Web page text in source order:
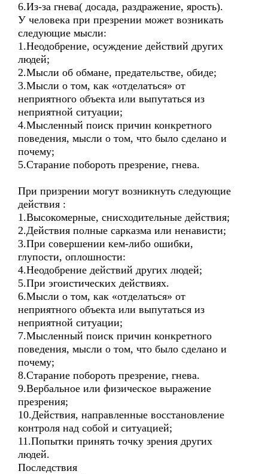
6.Из-за гнева( досада, раздражение, ярость).
У человека при презрении может возникать
следующие мысли:
1.Неодобрение, осуждение действий других
людей;
2.Мысли об обмане, предательстве, обиде;
3.Мысли о том, как «отделаться» от
неприятного объекта или выпутаться из
неприятной ситуации;
4.Мысленный поиск причин конкретного
поведения, мысли о том, что было сделано и
почему;
5.Старание побороть презрение, гнева.
При призрении могут возникнуть следующие
действия :
1.Высокомерные, снисходительные действия;
2.Действия полные сарказма или ненависти;
3.При совершении кем-либо ошибки,
глупости, оплошности:
4.Неодобрение действий других людей;
5.При эгоистических действиях.
6.Мысли о том, как «отделаться» от
неприятного объекта или выпутаться из
неприятной ситуации;
7.Мысленный поиск причин конкретного
поведения, мысли о том, что было сделано и
почему;
8.Старание побороть презрение, гнева.
9.Вербальное или физическое выражение
презрения;
10.Действия, направленные восстановление
контроля над собой и ситуацией;
11.Попытки принять точку зрения других
людей.
Последствия